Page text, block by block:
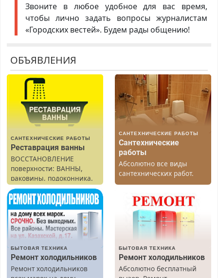
Звоните в любое удобное для вас время,
чтобы лично задать вопросы журналистам
«Городских вестей». Будем рады общению!
ОБЪЯВЛЕНИЯ
САНТЕХНИЧЕСКИЕ РАБОТЫ
Реставрация ванны
ВОССТАНОВЛЕНИЕ
поверхности: ВАННЫ,
раковины, подоконника.
От скола до полной
реставрации. 100%
результат.
САНТЕХНИЧЕСКИЕ РАБОТЫ
Сантехнические
работы
Абсолютно все виды
сантехнических работ.
Быстро. Качественно.
БЫТОВАЯ ТЕХНИКА
Ремонт холодильников
Ремонт холодильников
БЫТОВАЯ ТЕХНИКА
Ремонт холодильников
Абсолютно бесплатный